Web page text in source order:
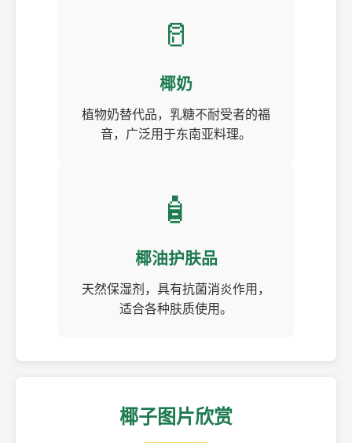
🥛
椰奶
植物奶替代品，乳糖不耐受者的福
音，广泛用于东南亚料理。
🧴
椰油护肤品
天然保湿剂，具有抗菌消炎作用，
适合各种肤质使用。
椰子图片欣赏